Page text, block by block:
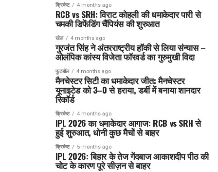
क्रिकेट 4 months ago
RCB vs SRH: विराट कोहली की धमाकेदार पारी से
चमकी डिफेंडिंग चैंपियंस की शुरुआत
खेल 4 months ago
गुरजंत सिंह ने अंतरराष्ट्रीय हॉकी से लिया संन्यास –
ओलंपिक कांस्य विजेता फॉरवर्ड का गुरुमुखी विदा
फुटबॉल 4 months ago
मैनचेस्टर सिटी का धमाकेदार जीत: मैनचेस्टर
यूनाइटेड को 3–0 से हराया, डर्बी में बनाया शानदार
रिकॉर्ड
क्रिकेट 4 months ago
IPL 2026 का धमाकेदार आगाज: RCB vs SRH से
हुई शुरुआत, धोनी कुछ मैचों से बाहर
क्रिकेट 5 months ago
IPL 2026: बिहार के तेज गेंदबाज आकाशदीप पीठ की
चोट के कारण पूरे सीज़न से बाहर